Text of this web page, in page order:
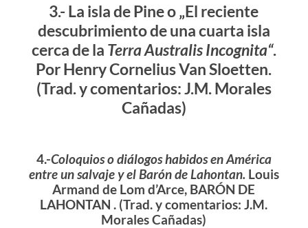
3.- La isla de Pine o „El reciente
descubrimiento de una cuarta isla
cerca de la Terra Australis Incognita“.
Por Henry Cornelius Van Sloetten.
(Trad. y comentarios: J.M. Morales
Cañadas)
4.-Coloquios o diálogos habidos en América
entre un salvaje y el Barón de Lahontan. Louis
Armand de Lom d’Arce, BARÓN DE
LAHONTAN . (Trad. y comentarios: J.M.
Morales Cañadas)